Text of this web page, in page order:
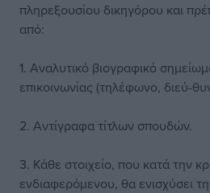
πληρεξουσίου δικηγόρου και
από:
1. Αναλυτικό βιογραφικό
επικοινωνίας (τηλέφωνο, διεύ-
2. Αντίγραφα τίτλων σπουδών.
3. Κάθε στοιχείο, που κατά την
ενδιαφερόμενου, θα ενισχύσει